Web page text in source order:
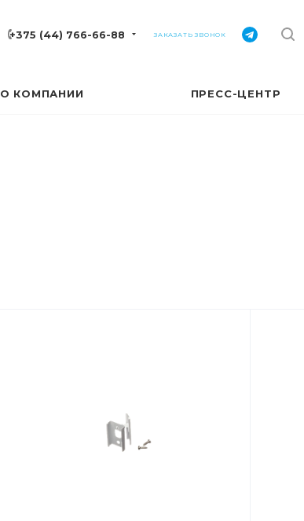
+375 (44) 766-66-88 ЗАКАЗАТЬ ЗВОНОК
О КОМПАНИИ ПРЕСС-ЦЕНТР